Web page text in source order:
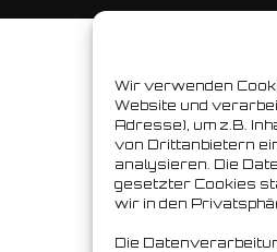
Wir verwenden
Website und
Adresse), um z.B.
von Drittanbietern
analysieren. Die
gesetzter Cookies
wir in den
Die